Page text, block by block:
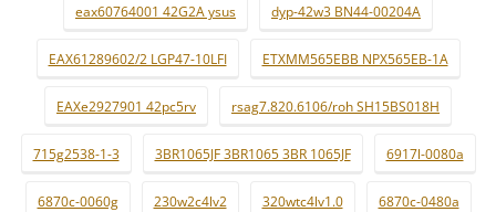
eax60764001 42G2A ysus dyp-42w3 BN44-00204A
EAX61289602/2 LGP47-10LFI ETXMM565EBB NPX565EB-1A
EAXe2927901 42pc5rv rsag7.820.6106/roh SH15BS018H
715g2538-1-3 3BR1065JF 3BR1065 3BR 1065JF 6917l-0080a
6870c-0060g 230w2c4lv2 320wtc4lv1.0 6870c-0480a